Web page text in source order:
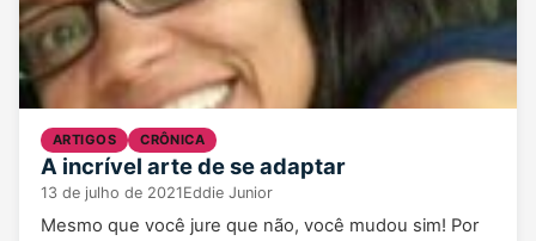
ARTIGOS CRÔNICA
A incrível arte de se adaptar
13 de julho de 2021Eddie Junior
Mesmo que você jure que não, você mudou sim! Por